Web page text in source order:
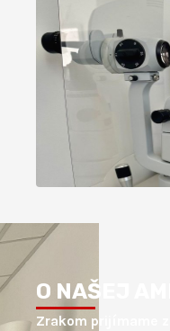
O NAŠEJ
Zrakom prijímame